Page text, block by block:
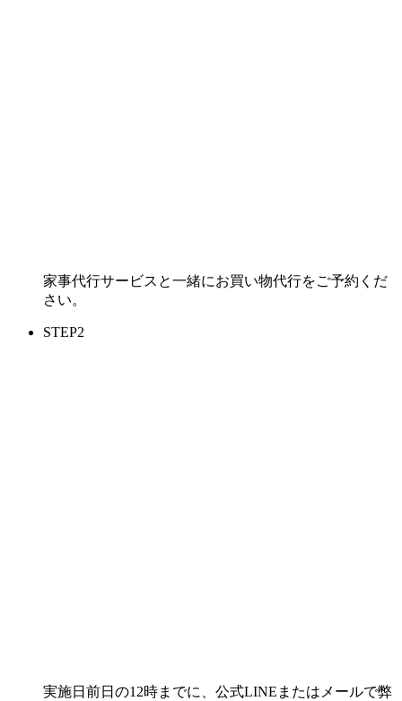
家事代行サービスと一緒にお買い物代行をご予約くだ
さい。
STEP2
実施日前日の12時までに、公式LINEまたはメールで弊